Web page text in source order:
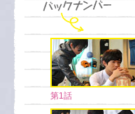
第1話